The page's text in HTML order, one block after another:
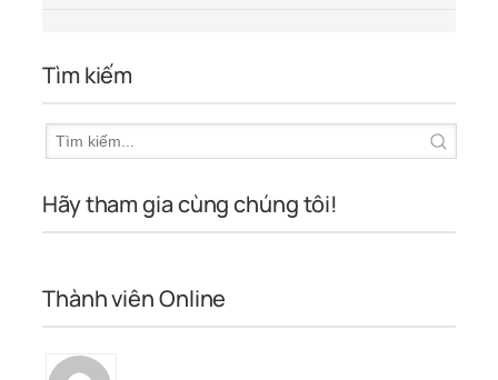
Tìm kiếm
Hãy tham gia cùng chúng tôi!
Thành viên Online